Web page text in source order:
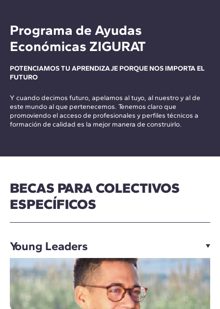
Programa de Ayudas
Económicas ZIGURAT
POTENCIAMOS TU APRENDIZAJE PORQUE NOS IMPORTA EL
FUTURO
Y cuando decimos futuro, apelamos al tuyo, al nuestro y al de
este mundo al que pertenecemos. Tenemos claro que
promoviendo el acceso de profesionales y perfiles técnicos a
formación de calidad es la mejor manera de construirlo.
BECAS PARA COLECTIVOS
ESPECÍFICOS
Young Leaders